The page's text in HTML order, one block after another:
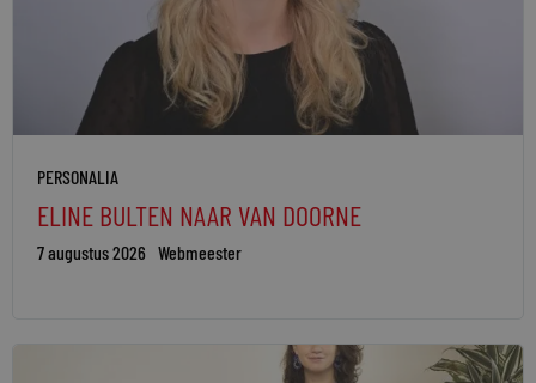
PERSONALIA
ELINE BULTEN NAAR VAN DOORNE
7 augustus 2026 Webmeester